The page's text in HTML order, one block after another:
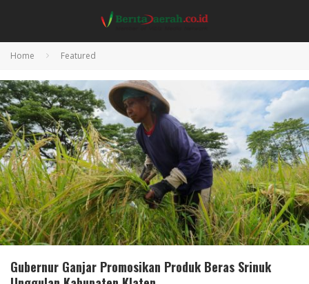
Home Featured
Gubernur Ganjar Promosikan Produk Beras Srinuk